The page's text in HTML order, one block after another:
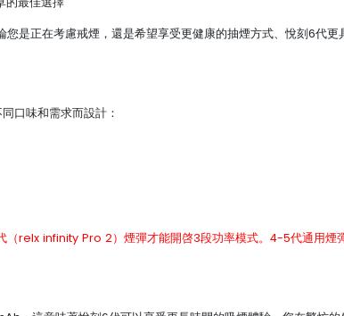
正在考慮戒煙，還是希望享受更健康的抽煙方式、悅刻6代更
口味和需求而設計：
（relx infinity Pro 2）煙彈才能開啓3段功率模式。4-5代通用煙